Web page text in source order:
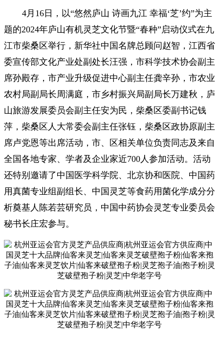
4月16日，以“悠然庐山 诗画九江 幸福‘芝’约”为主
题的2024年庐山有机灵芝文化节暨“春种”启动仪式在九
江市柴桑区举行，新华社中国名牌总顾问赵智，江西省
委宣传部文化产业处副处长汪强，市科学技术协会副主
席孙殿存，市产业升级促进中心副主任龚辛孙，市农业
农村局副局长周满庭，市乡村振兴局副局长万建秋，庐
山旅游发展委员会副主任安为民，柴桑区委副书记钱
萍，柴桑区人大常委会副主任张钰，柴桑区政协原副主
席卢党恩等出席活动，市、区相关单位负责同志及来自
全国各地专家、学者及企业家近700人参加活动。活动
还特别邀请了中国医学科学院、北京协和医院、中国药
用真菌专业组副组长、中国灵芝等食药用菌化学成分分
析奠基人陈若芸研究员，中国中药协会灵芝专业委员会
秘书长庄宏参与。